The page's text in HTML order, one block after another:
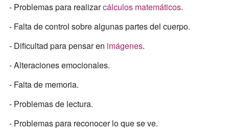
- Problemas para realizarcálculos matemáticos.
- Falta de control sobre algunas partes del cuerpo.
- Dificultad para pensar en imágenes.
- Alteraciones emocionales.
- Falta de memoria.
- Problemas de lectura.
- Problemas para reconocer lo que se ve.